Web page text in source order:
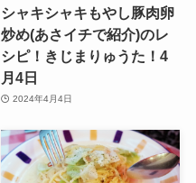
シャキシャキもやし豚肉卵
炒め(あさイチで紹介)のレ
シピ！きじまりゅうた！4
月4日
2024年4月4日